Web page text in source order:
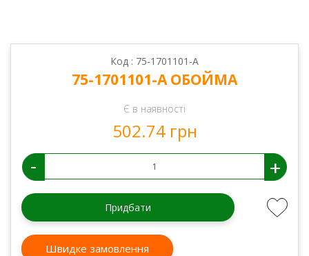
Код : 75-1701101-А
75-1701101-А ОБОЙМА
Є в наявності
502.74 грн
- +
Придбати
Швидке замовлення